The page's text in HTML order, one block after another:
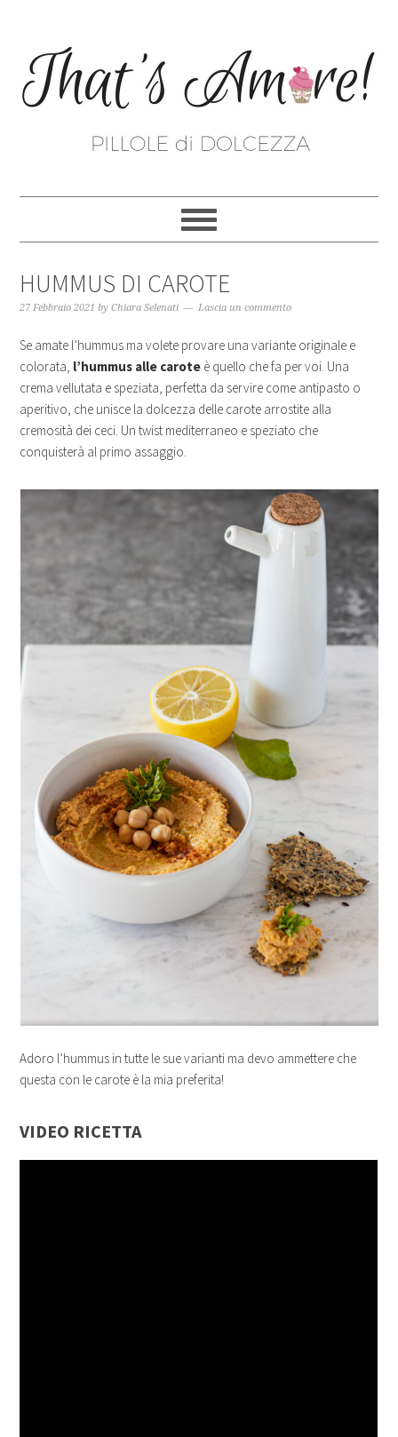
HUMMUS DI CAROTE
27 Febbraio 2021 byChiara Selenati Lascia un commento
Se amate l’hummus ma volete provare una variante originale e
colorata, l’hummus alle carote è quello che fa per voi. Una
crema vellutata e speziata, perfetta da servire come antipasto o
aperitivo, che unisce la dolcezza delle carote arrostite alla
cremosità dei ceci. Un twist mediterraneo e speziato che
conquisterà al primo assaggio.
Adoro l’hummus in tutte le sue varianti ma devo ammettere che
questa con le carote è la mia preferita!
VIDEO RICETTA